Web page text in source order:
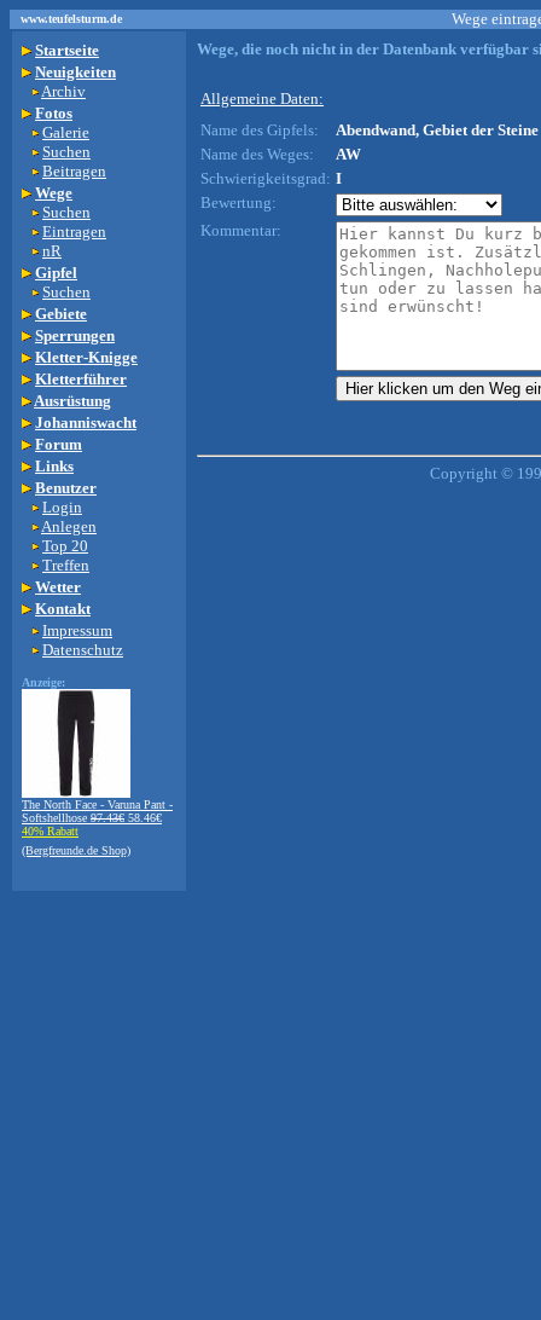
www.teufelsturm.de
Wege
Startseite
Neuigkeiten
Archiv
Fotos
Galerie
Suchen
Beitragen
Wege
Suchen
Eintragen
nR
Gipfel
Suchen
Gebiete
Sperrungen
Kletter-Knigge
Kletterführer
Ausrüstung
Johanniswacht
Forum
Links
Benutzer
Login
Anlegen
Top 20
Treffen
Wetter
Kontakt
Impressum
Datenschutz
Anzeige:
The North Face - Varuna Pant -
Softshellhose 97.43€ 58.46€
40% Rabatt
(Bergfreunde.de Shop)
Wege, die noch nicht in der Datenbank verfügbar
Allgemeine Daten:
Name des Gipfels:
Abendwand, Gebiet der
Name des Weges:
AW
Schwierigkeitsgrad: I
Bewertung:
Kommentar:
Copyright ©